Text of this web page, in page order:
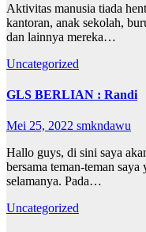
Aktivitas manusia tiada
kantoran, anak sekolah,
dan lainnya mereka…
Uncategorized
GLS BERLIAN : Randi
Mei 25, 2022 smkndawu
Hallo guys, di sini saya
bersama teman-teman
selamanya. Pada…
Uncategorized